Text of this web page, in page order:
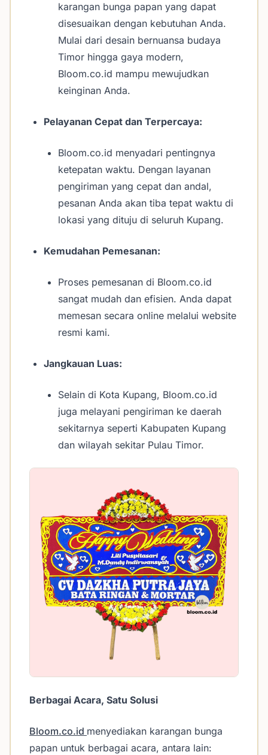
karangan bunga papan yang dapat
disesuaikan dengan kebutuhan Anda.
Mulai dari desain bernuansa budaya
Timor hingga gaya modern,
Bloom.co.id mampu mewujudkan
keinginan Anda.
Pelayanan Cepat dan Terpercaya:
Bloom.co.id menyadari pentingnya
ketepatan waktu. Dengan layanan
pengiriman yang cepat dan andal,
pesanan Anda akan tiba tepat waktu di
lokasi yang dituju di seluruh Kupang.
Kemudahan Pemesanan:
Proses pemesanan di Bloom.co.id
sangat mudah dan efisien. Anda dapat
memesan secara online melalui website
resmi kami.
Jangkauan Luas:
Selain di Kota Kupang, Bloom.co.id
juga melayani pengiriman ke daerah
sekitarnya seperti Kabupaten Kupang
dan wilayah sekitar Pulau Timor.
Berbagai Acara, Satu Solusi
Bloom.co.id menyediakan karangan bunga
papan untuk berbagai acara, antara lain: